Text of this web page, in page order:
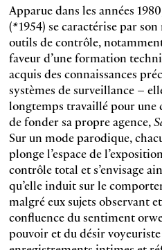
Apparue dans les années
(*1954) se caractérise par
outils de contrôle,
faveur d’une formation
acquis des connaissances
systèmes de surveillance –
longtemps travaillé pour une
de fonder sa propre agence,
Sur un mode parodique,
plonge l’espace de
contrôle total et s’envisage
qu’elle induit sur le
malgré eux sujets observant
confluence du sentiment
pouvoir et du désir